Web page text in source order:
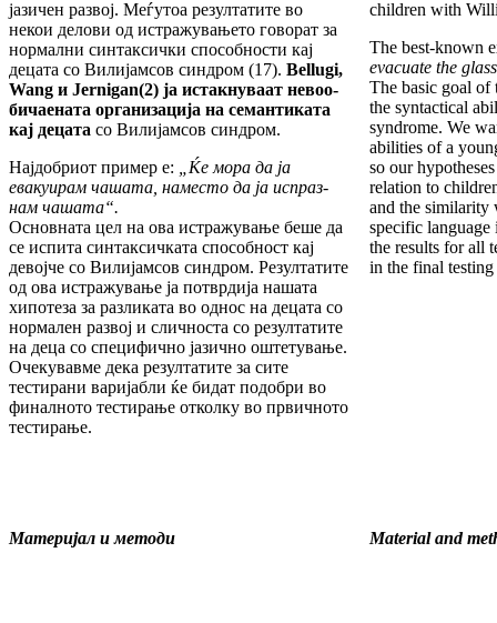
ја­зичен развој. Меѓутоа резултатите во
некои делови од истражувањето говорат за
нормални синтаксички способности кај
децата со Ви­лијам­сов синдром (17). Bellugi,
Wang и Jernigan(2) ja истакнуваат невоо­
би­чаената ор­га­низација на семантиката
кај децата со Вил­ијамсов синдром.
Најдобриот пример е:
„Ќе мора да ја
евакуирам чашата, наместо да ја испраз­
нам чашата“.
Основната цел на ова истражување беше да
се ис­пита синтаксичката способност кај
девојче со Вилијамсов синдром. Резултатите
од ова истра­жу­вање ја потврдија нашата
хипотеза за разли­ка­та во однос на децата со
нормален развој и сличноста со резултатите
на деца со специфич­но јазично оштетување.
Очекувавме дека резул­та­тите за сите
тестирани варијабли ќе бидат по­доб­ри во
финалното тестирање отколку во пр­вич­ното
тестирање.
children with
The best-known
evacuate the
The basic goal of
the syntactical
syn­drome. We
abilities of a
so our
rela­tion to
and the similarity
specific language
the results for all
in the final
Материјал и методи Material and